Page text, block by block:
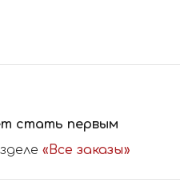
стать первым
«Все заказы»